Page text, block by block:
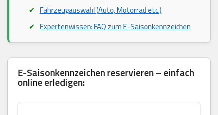
Fahrzeugauswahl (Auto, Motorrad etc.)
Expertenwissen: FAQ zum E-Saisonkennzeichen
E-Saisonkennzeichen reservieren – einfach
online erledigen: